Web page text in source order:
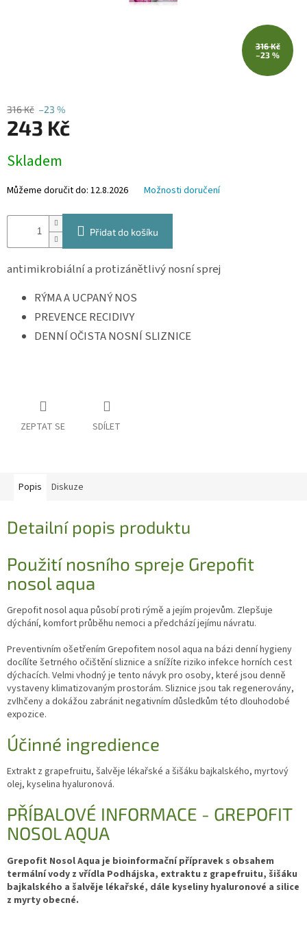
316 Kč
–23 %
316 Kč –23 %
243 Kč
cena:
Skladem
Můžeme doručit do: 12.8.2026 Možnosti doručení
Přidat do košíku
antimikrobiální a protizánětlivý nosní sprej
RÝMA A UCPANÝ NOS
PREVENCE RECIDIVY
DENNÍ OČISTA NOSNÍ SLIZNICE
ZEPTAT SE SDÍLET
Popis Diskuze
Detailní popis produktu
Použití nosního spreje Grepofit
nosol aqua
Grepofit nosol aqua působí proti rýmě a jejím projevům. Zlepšuje
dýchání, komfort průběhu nemoci a předchází jejímu návratu.
Preventivním ošetřením Grepofitem nosol aqua na bázi denní hygieny
docílíte šetrného očištění sliznice a snížíte riziko infekce horních cest
dýchacích. Velmi vhodný je tento návyk pro osoby, které jsou denně
vystaveny klimatizovaným prostorám. Sliznice jsou tak regenerovány,
zvlhčeny a dokážou zabránit negativním důsledkům této dlouhodobé
expozice.
Účinné ingredience
Extrakt z grapefruitu, šalvěje lékařské a šišáku bajkalského, myrtový
olej, kyselina hyaluronová.
PŘÍBALOVÉ INFORMACE - GREPOFIT
NOSOL AQUA
Grepofit Nosol Aqua je bioinformační přípravek s obsahem
termální vody z vřídla Podhájska, extraktu z grapefruitu, šišáku
bajkalského a šalvěje lékařské, dále kyseliny hyaluronové a silice
z myrty obecné.